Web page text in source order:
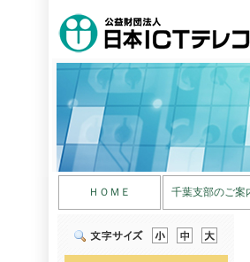
ＨＯＭＥ 千葉支部のご案